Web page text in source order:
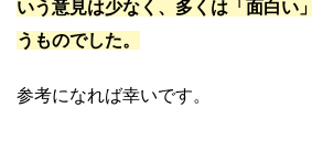
いう意見は少なく、多くは「面白い
うものでした。
参考になれば幸いです。